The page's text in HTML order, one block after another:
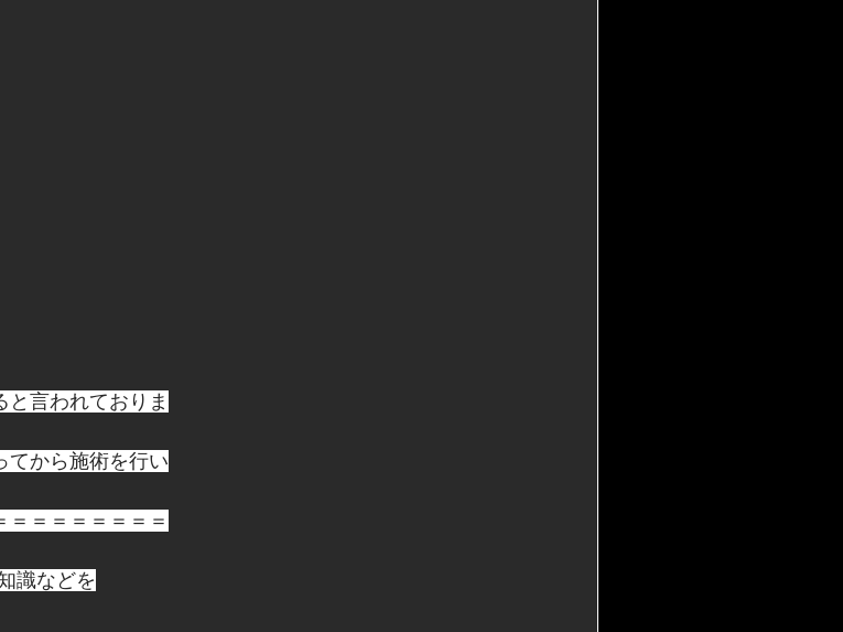
言われておりま
てから施術を行い
＝＝＝＝＝＝＝＝
識などを